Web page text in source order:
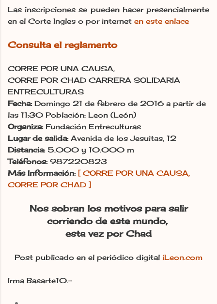
Las inscripciones se pueden hacer presencialmente
en el Corte Ingles o por internet en este enlace
Consulta el reglamento
CORRE POR UNA CAUSA,
CORRE POR CHAD CARRERA SOLIDARIA
ENTRECULTURAS
Fecha:Domingo 21 de febrero de 2016 a partir de
las 11:30 Población: Leon (León)
Organiza:Fundación Entreculturas
Lugar de salida:Avenida de los Jesuitas, 12
Distancia:5.000 y 10.000 m
Teléfonos:987220823
Más Información: [ CORRE POR UNA CAUSA,
CORRE POR CHAD ]
Nos sobran los motivos para salir
corriendo de este mundo,
esta vez por Chad
Post publicado en el periódico digital iLeon.com
Irma Basarte10.-